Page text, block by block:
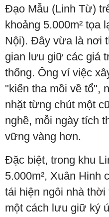
Đạo Mẫu (Linh Từ)
khoảng 5.000m² tọa
Nội). Đây vừa là nơi
gian lưu giữ các giá
thống. Ông ví việc
"kiến tha mồi về tổ",
nhặt từng chút một
nghề, mỗi ngày tích
vững vàng hơn.
Đặc biệt, trong khu
5.000m², Xuân Hinh
tái hiện ngôi nhà
một cách lưu giữ ký